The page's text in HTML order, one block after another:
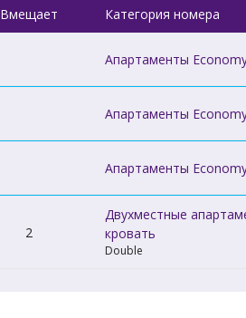
Вмещает Категория номера
Апартаменты
Апартаменты
Апартаменты
2
Двухместные
кровать
Double